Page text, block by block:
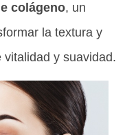
colágeno, un
la textura y
y suavidad.